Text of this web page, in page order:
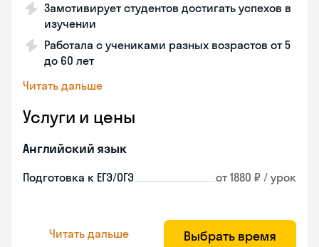
Замотивирует студентов достигать успехов в
изучении
Работала с учениками разных возрастов от 5
до 60 лет
Читать дальше
Услуги и цены
Английский язык
Подготовка к ЕГЭ/ОГЭ от 1880 ₽ / урок
Читать дальше Выбрать время